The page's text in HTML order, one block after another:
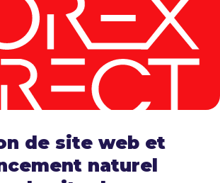
de site web et
naturel